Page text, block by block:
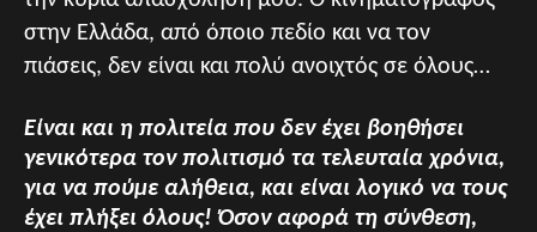
στην Ελλάδα, από όποιο πεδίο και να τον
πιάσεις, δεν είναι και πολύ ανοιχτός σε όλους…
Είναι και η πολιτεία που δεν έχει βοηθήσει
γενικότερα τον πολιτισμό τα τελευταία χρόνια,
για να πούμε αλήθεια, και είναι λογικό να τους
έχει πλήξει όλους! Όσον αφορά τη σύνθεση,